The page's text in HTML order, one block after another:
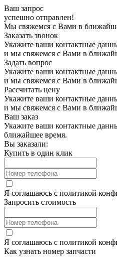
Ваш запрос
успешно отправлен!
Мы свяжемся с Вами в
Заказать звонок
Укажите ваши контактные
и мы свяжемся с Вами в
Задать вопрос
Укажите ваши контактные
и мы свяжемся с Вами в
Рассчитать цену
Укажите ваши контактные
и мы свяжемся с Вами в
Ваш заказ
Укажите ваши контактные
ближайшее время.
Вы заказали:
Купить в один клик
Я соглашаюсь с политикой
Запросить стоимость
Я соглашаюсь с политикой
Как узнать номер запчасти